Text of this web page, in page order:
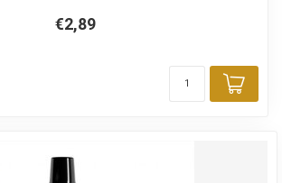
€2,89